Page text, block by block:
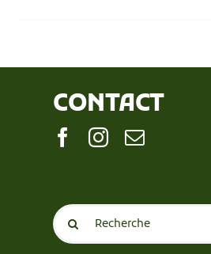
CONTACT
Search
for: